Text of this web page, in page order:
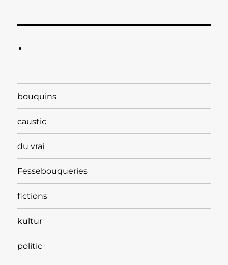
bouquins
caustic
du vrai
Fessebouqueries
fictions
kultur
politic